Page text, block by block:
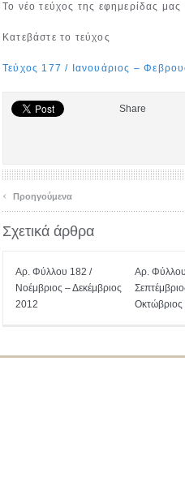
Το νέο τεύχος της εφημερίδας μας
Κατεβάστε το τεύχος
Τεύχος 177 / Ιανουάριος –
Share
‹ Προηγούμενα
Σχετικά άρθρα
Αρ. Φύλλου 182 /
Νοέμβριος – Δεκέμβριος
2012
Αρ.
Οκτώβριος